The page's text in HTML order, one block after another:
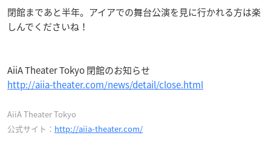
閉館まであと半年。アイアでの舞台公演を見に行かれる方は楽
しんでくださいね！
AiiA Theater Tokyo 閉館のお知らせ
http://aiia-theater.com/news/detail/close.html
AiiA Theater Tokyo
公式サイト： http://aiia-theater.com/